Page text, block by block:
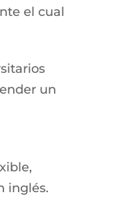
el cual
un
inglés.